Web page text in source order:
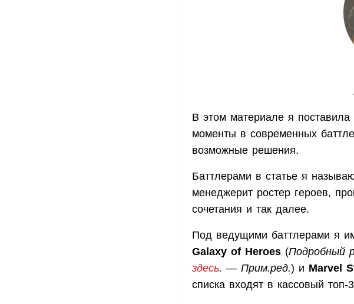
В этом материале я
моменты в современных
возможные решения.
Баттлерами в статье я
менеджерит ростер героев,
сочетания и так далее.
Под ведущими баттлерами я
Galaxy of Heroes (Подробный
здесь. — Прим.ред.) и Marvel
списка входят в кассовый